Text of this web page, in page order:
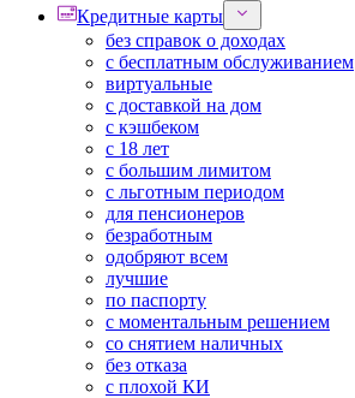
Кредитные карты
без справок о доходах
с бесплатным обслуживанием
виртуальные
с доставкой на дом
с кэшбеком
с 18 лет
с большим лимитом
с льготным периодом
для пенсионеров
безработным
одобряют всем
лучшие
по паспорту
с моментальным решением
со снятием наличных
без отказа
с плохой КИ